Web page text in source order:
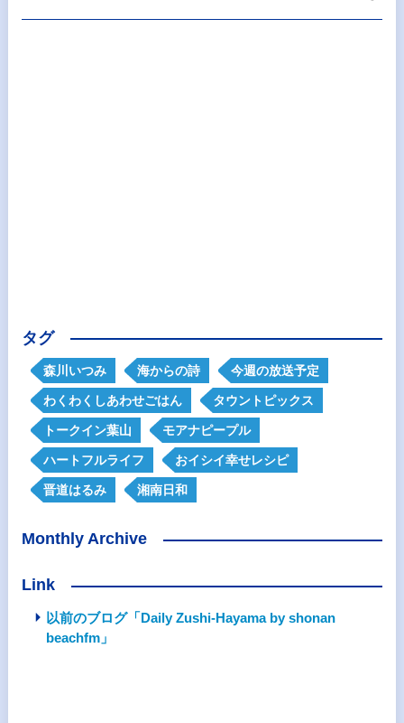
タグ
森川いつみ 海からの詩 今週の放送予定
わくわくしあわせごはん タウントピックス
トークイン葉山 モアナピープル
ハートフルライフ おイシイ幸せレシピ
晋道はるみ 湘南日和
Monthly Archive
Link
以前のブログ「Daily Zushi-Hayama by shonan
beachfm」